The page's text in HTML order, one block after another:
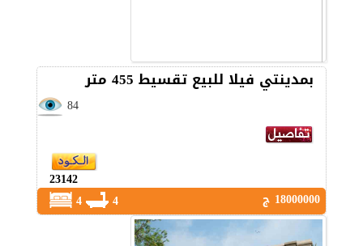
بمدينتي فيلا للبيع تقسيط 455 متر
84
23142
18000000 ج
4